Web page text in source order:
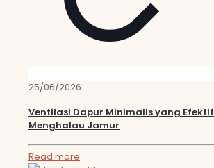
25/06/2026
Ventilasi Dapur Minimalis yang Efektif
Menghalau Jamur
Read more